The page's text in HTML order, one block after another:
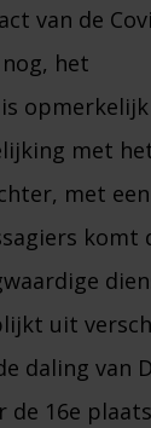
van de
het
met
met
komt
uit
daling van
de 16e